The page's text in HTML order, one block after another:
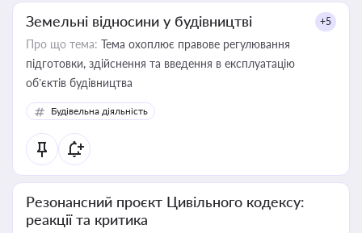
Земельні відносини у будівництві +5
Про що тема: Тема охоплює правове регулювання
підготовки, здійснення та введення в експлуатацію
об’єктів будівництва
Будівельна діяльність
Резонансний проєкт Цивільного кодексу:
реакції та критика